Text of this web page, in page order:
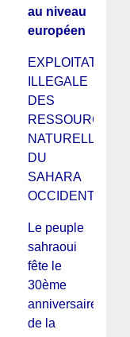
au niveau
européen
EXPLOITATION
ILLEGALE
DES
RESSOURCES
NATURELLES
DU
SAHARA
OCCIDENTAL
Le peuple
sahraoui
fête le
30ème
anniversaire
de la